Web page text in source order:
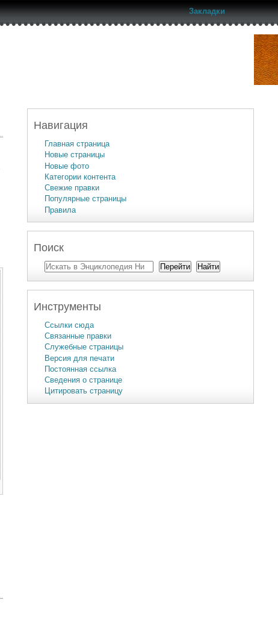
Закладки
Навигация
Главная страница
Новые страницы
Новые фото
Категории контента
Свежие правки
Популярные страницы
Правила
Поиск
Инструменты
Ссылки сюда
Связанные правки
Служебные страницы
Версия для печати
Постоянная ссылка
Сведения о странице
Цитировать страницу